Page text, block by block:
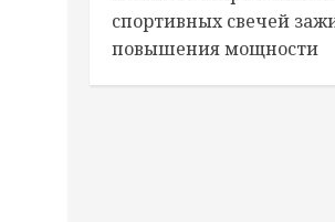
спортивных свечей
повышения мощности